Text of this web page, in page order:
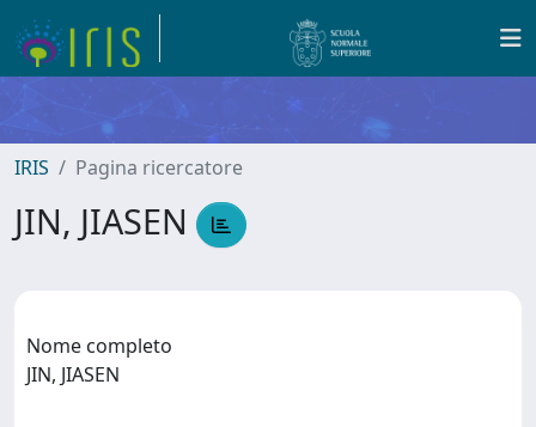
IRIS Pagina ricercatore
JIN, JIASEN
Nome completo
JIN, JIASEN